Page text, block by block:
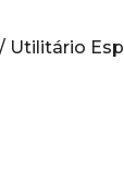
Utilitário